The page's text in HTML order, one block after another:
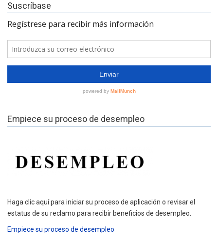
Suscríbase
Empiece su proceso de desempleo
Haga clic aquí para iniciar su proceso de aplicación o revisar el
estatus de su reclamo para recibir beneficios de desempleo.
Empiece su proceso de desempleo